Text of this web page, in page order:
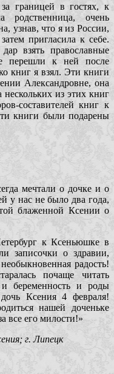
границей в гостях, к
родственница, очень
узнав, что я из России,
пригласила к себе.
взять православные
перешли к ней после
книг я взял. Эти книги
Александровне, она
из этих книг
составителей книг к
книги были подарены
мечтали о дочке и о
у нас не было два года,
блаженной Ксении о
к Ксеньюшке в
записочки о здравии,
радость!
почаще читать
беременность и роды
Ксения 4 февраля!
нашей доченьке
все его милости!»
г. Липецк